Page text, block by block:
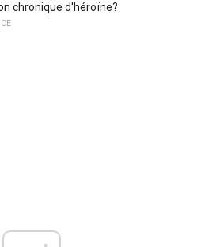
chronique d'héroïne?